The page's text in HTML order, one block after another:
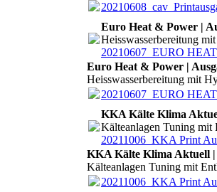
Euro Heat & Power |
Heisswasserbereitung
20210607_EURO
Euro Heat & Power |
Heisswasserbereitung mit
20210607_EURO
KKA Kälte Klima
Kälteanlagen Tuning mit
20211006_KKA Print
KKA Kälte Klima Aktuell |
Kälteanlagen Tuning mit
20211006_KKA Print